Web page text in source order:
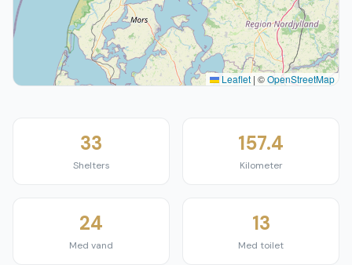
Leaflet | ©OpenStreetMap
33
Shelters
157.4
Kilometer
24
Med vand
13
Med toilet